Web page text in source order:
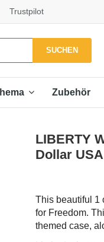
Trustpilot
SUCHEN
Zubehör
LIBERTY
Dollar
This beautiful 1
for Freedom.
themed case,